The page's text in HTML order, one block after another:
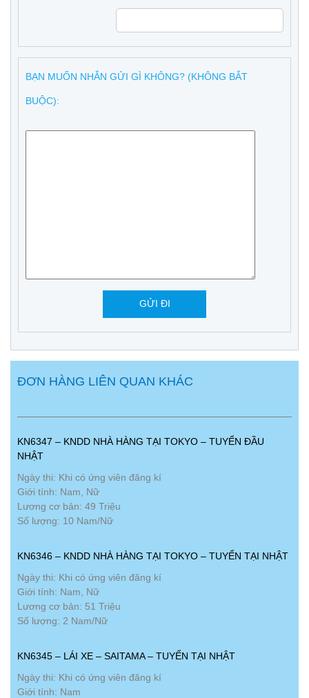
BẠN MUỐN NHẮN GỬI GÌ KHÔNG? (KHÔNG BẮT
BUỘC):
ĐƠN HÀNG LIÊN QUAN KHÁC
KN6347 – KNDD NHÀ HÀNG TẠI TOKYO – TUYỂN ĐẦU
NHẬT
Ngày thi: Khi có ứng viên đăng kí
Giới tính: Nam, Nữ
Lương cơ bản: 49 Triệu
Số lượng: 10 Nam/Nữ
KN6346 – KNDD NHÀ HÀNG TẠI TOKYO – TUYỂN TẠI NHẬT
Ngày thi: Khi có ứng viên đăng kí
Giới tính: Nam, Nữ
Lương cơ bản: 51 Triệu
Số lượng: 2 Nam/Nữ
KN6345 – LÁI XE – SAITAMA – TUYỂN TẠI NHẬT
Ngày thi: Khi có ứng viên đăng kí
Giới tính: Nam